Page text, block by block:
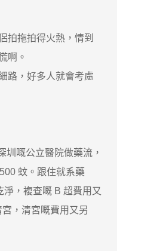
拍拖拍得火熱，情到
啊。
路，好多人就會考慮
嘅公立醫院做藥流，
蚊。跟住就系藥
，複查嘅 B 超費用又
，清宮嘅費用又另